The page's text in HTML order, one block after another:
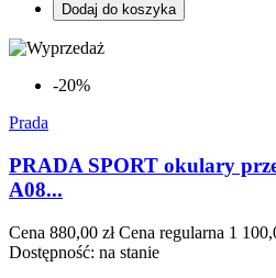
Dodaj do koszyka
-20%
Prada
PRADA SPORT okulary
A08...
Cena 880,00 zł Cena regularna 1
Dostępność: na stanie